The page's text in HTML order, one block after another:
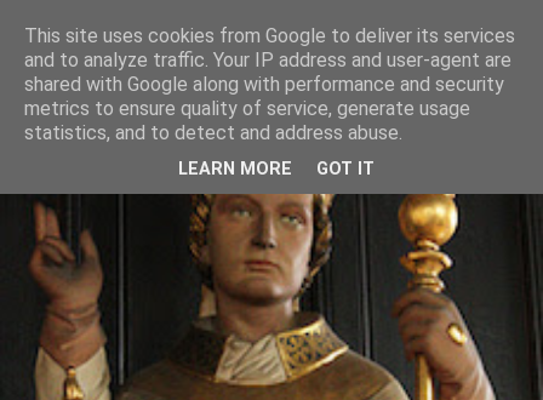
This site uses cookies from Google to deliver its services
and to analyze traffic. Your IP address and user-agent are
shared with Google along with performance and security
metrics to ensure quality of service, generate usage
statistics, and to detect and address abuse.
LEARN MORE GOT IT